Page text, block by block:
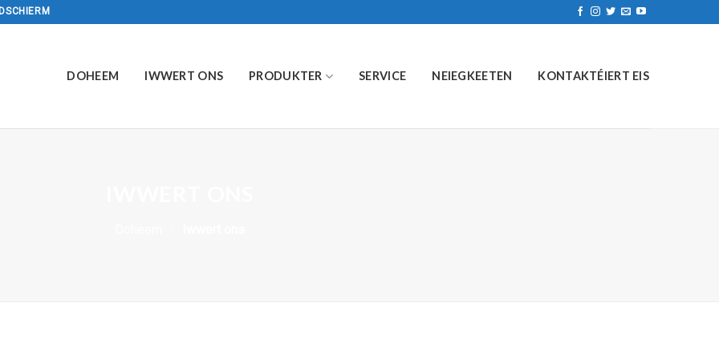
DOHEEM IWWERT ONS PRODUKTER SERVICE NEIEGKEETEN KONTAKTÉIERT EIS